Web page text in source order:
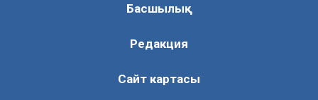
Басшылық
Редакция
Сайт картасы